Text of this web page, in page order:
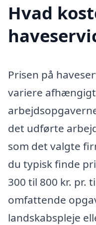
Hvad
Prisen på
variere
det udførte
som det valgte
du typisk finde
300 til 800 kr. pr.
omfattende
landskabspleje